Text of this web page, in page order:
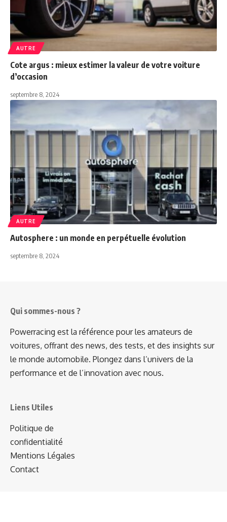
AUTRE
Cote argus : mieux estimer la valeur de votre voiture
d’occasion
septembre 8, 2024
AUTRE
Autosphere : un monde en perpétuelle évolution
septembre 8, 2024
Qui sommes-nous ?
Powerracing est la référence pour les amateurs de
voitures, offrant des news, des tests, et des insights sur
le monde automobile. Plongez dans l’univers de la
performance et de l’innovation avec nous.
Liens Utiles
Politique de
confidentialité
Mentions Légales
Contact